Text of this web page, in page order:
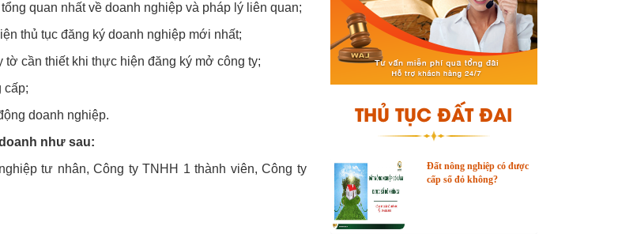
quan nhất về doanh nghiệp và pháp lý liên quan;
thủ tục đăng ký doanh nghiệp mới nhất;
cần thiết khi thực hiện đăng ký mở công ty;
cấp;
doanh nghiệp.
như sau:
tư nhân, Công ty TNHH 1 thành viên, Công ty
THỦ TỤC ĐẤT ĐAI
Đất nông nghiệp có được
cấp sổ đỏ không?